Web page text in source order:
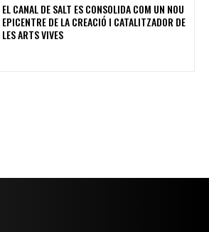
EL CANAL DE SALT ES CONSOLIDA COM UN NOU
EPICENTRE DE LA CREACIÓ I CATALITZADOR DE
LES ARTS VIVES